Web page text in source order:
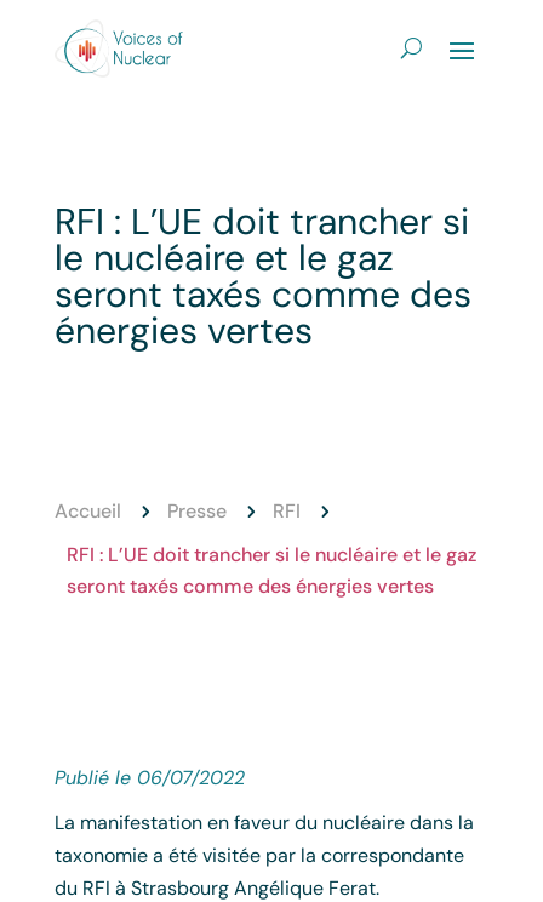
RFI : L’UE doit trancher si
le nucléaire et le gaz
seront taxés comme des
énergies vertes
Accueil 5 Presse 5 RFI 5
RFI : L’UE doit trancher si le nucléaire et le gaz
seront taxés comme des énergies vertes
Publié le 06/07/2022
La manifestation en faveur du nucléaire dans la
taxonomie a été visitée par la correspondante
du RFI à Strasbourg Angélique Ferat.